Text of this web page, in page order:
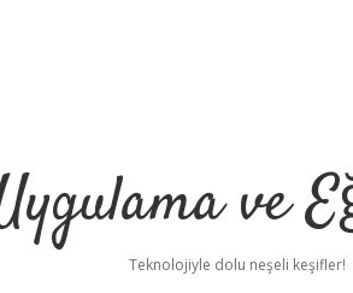
ve
Teknolojiyle dolu neşeli keşifler!